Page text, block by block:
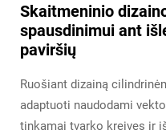
Skaitmeninio
spausdinimui ant
paviršių
Ruošiant dizainą
adaptuoti naudodami
tinkamai tvarko kreives ir